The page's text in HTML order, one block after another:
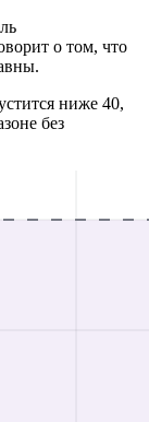
о том, что
ниже 40,
без